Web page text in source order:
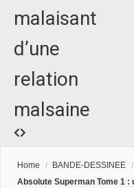
malaisant
d’une
relation
malsaine
Home / BANDE-DESSINEE /
Absolute Superman Tome 1